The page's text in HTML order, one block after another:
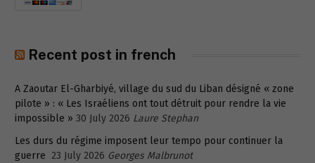
Recent post in french
A Zaoutar El-Gharbiyé, village du sud du Liban désigné « zone
pilote » : « Les Israéliens ont tout détruit pour rendre la vie
impossible » 30 July 2026 Laure Stephan
Les durs du régime imposent leur tempo pour continuer la
guerre 23 July 2026 Georges Malbrunot